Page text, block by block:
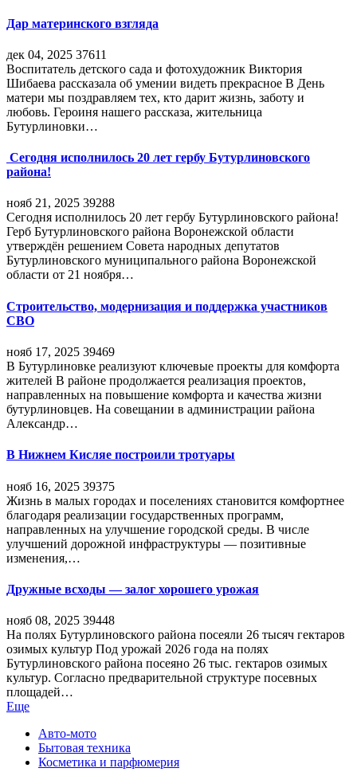
Дар материнского взгляда
дек 04, 2025 37611
Воспитатель детского сада и фотохудожник Виктория
Шибаева рассказала об умении видеть прекрасное В День
матери мы поздравляем тех, кто дарит жизнь, заботу и
любовь. Героиня нашего рассказа, жительница
Бутурлиновки…
Сегодня исполнилось 20 лет гербу Бутурлиновского
района!
нояб 21, 2025 39288
Сегодня исполнилось 20 лет гербу Бутурлиновского района!
Герб Бутурлиновского района Воронежской области
утверждён решением Совета народных депутатов
Бутурлиновского муниципального района Воронежской
области от 21 ноября…
Строительство, модернизация и поддержка участников
СВО
нояб 17, 2025 39469
В Бутурлиновке реализуют ключевые проекты для комфорта
жителей В районе продолжается реализация проектов,
направленных на повышение комфорта и качества жизни
бутурлиновцев. На совещании в администрации района
Александр…
В Нижнем Кисляе построили тротуары
нояб 16, 2025 39375
Жизнь в малых городах и поселениях становится комфортнее
благодаря реализации государственных программ,
направленных на улучшение городской среды. В числе
улучшений дорожной инфраструктуры — позитивные
изменения,…
Дружные всходы — залог хорошего урожая
нояб 08, 2025 39448
На полях Бутурлиновского района посеяли 26 тысяч гектаров
озимых культур Под урожай 2026 года на полях
Бутурлиновского района посеяно 26 тыс. гектаров озимых
культур. Согласно предварительной структуре посевных
площадей…
Еще
Авто-мото
Бытовая техника
Косметика и парфюмерия